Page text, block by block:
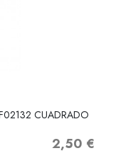
CUADRADO
Precio
2,50 €